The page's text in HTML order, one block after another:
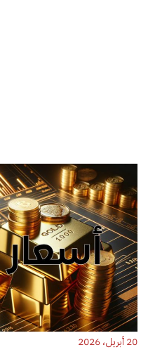
20 أبريل، 2026